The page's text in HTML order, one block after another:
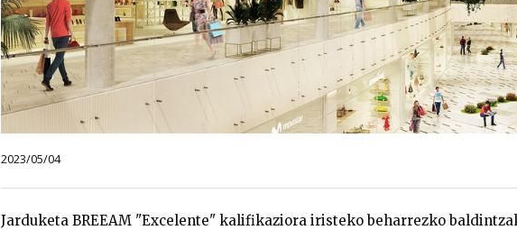
2023/05/04
Jarduketa BREEAM "Excelente" kalifikaziora iristeko beharrezko